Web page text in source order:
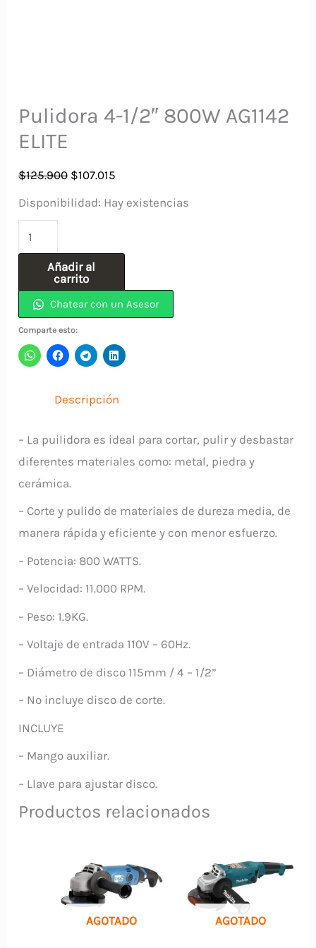
Pulidora 4-1/2″ 800W AG1142
ELITE
$125.900 El
precio
$125.900.
$107.015
precio
Disponibilidad: Hay existencias
4-
800W
AG1142
ELITE
cantidad
Añadir al
carrito
Chatear con un Asesor
Comparte esto:
Descripción
– La puilidora es ideal para cortar, pulir y desbastar
diferentes materiales como: metal, piedra y
cerámica.
– Corte y pulido de materiales de dureza media, de
manera rápida y eficiente y con menor esfuerzo.
– Potencia: 800 WATTS.
– Velocidad: 11.000 RPM.
– Peso: 1.9KG.
– Voltaje de entrada 110V – 60Hz.
– Diámetro de disco 115mm / 4 – 1/2”
– No incluye disco de corte.
INCLUYE
– Mango auxiliar.
– Llave para ajustar disco.
Productos relacionados
AGOTADO AGOTADO